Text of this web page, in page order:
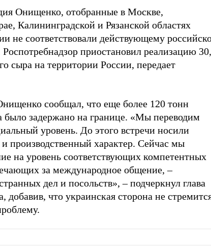
Онищенко, отобранные в Москве,
Калининградской и Рязанской областях
не соответствовали действующему
Роспотребнадзор приостановил реализацию
сыра на территории России, передает
сообщал, что еще более 120 тонн
было задержано на границе. «Мы переводим
уровень. До этого встречи носили
производственный характер. Сейчас мы
на уровень соответствующих компетентных
за международное общение, –
дел и посольств», – подчеркнул глава
добавив, что украинская сторона не